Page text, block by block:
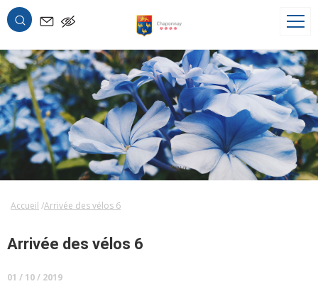
OK
Accueil Arrivée des vélos 6
Arrivée des vélos 6
01 / 10 / 2019